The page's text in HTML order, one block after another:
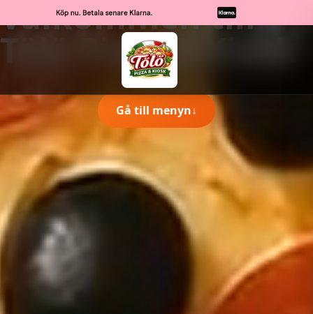
Välkommen till
Tölö Pizza & Kiosk
Gå till menyn↓